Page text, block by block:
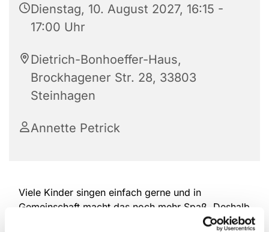
Dienstag, 10. August 2027, 16:15 -
17:00 Uhr
Dietrich-Bonhoeffer-Haus,
Brockhagener Str. 28, 33803
Steinhagen
Annette Petrick
Viele Kinder singen einfach gerne und in
Gemeinschaft macht das noch mehr Spaß. Deshalb
treffen sich die drei Kinderchorgruppen unserer